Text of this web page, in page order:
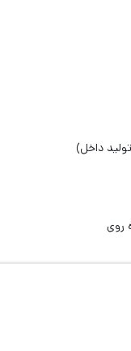
داخل)
روی